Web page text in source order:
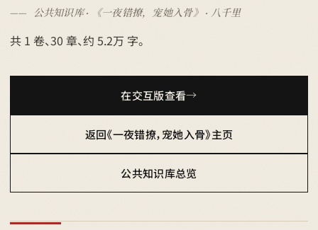
公共知识库 · 《一夜错撩，宠她入骨》 · 八千里
共 1 卷、30 章、约 5.2万 字。
在交互版查看
返回《一夜错撩，宠她入骨》主页
公共知识库总览